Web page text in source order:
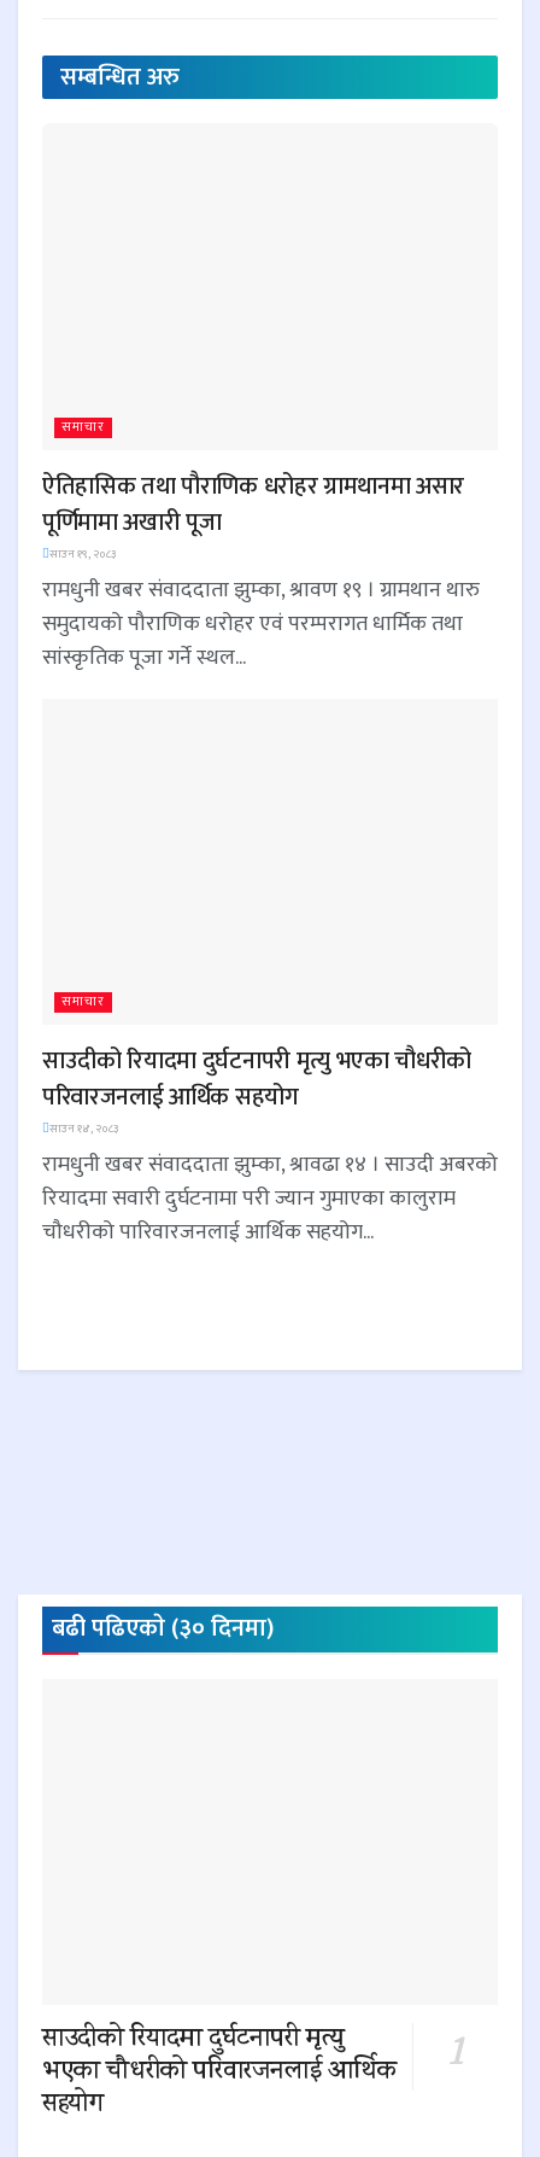
सम्बन्धितअरु
समाचार
ऐतिहासिक तथा पौराणिक धरोहर ग्रामथानमा असार
पूर्णिमामा अखारी पूजा
साउन १९, २०८३
रामधुनी खबर संवाददाता झुम्का, श्रावण १९ । ग्रामथान थारु
समुदायको पौराणिक धरोहर एवं परम्परागत धार्मिक तथा
सांस्कृतिक पूजा गर्ने स्थल...
समाचार
साउदीको रियादमा दुर्घटनापरी मृत्यु भएका चौधरीको
परिवारजनलाई आर्थिक सहयोग
साउन १४, २०८३
रामधुनी खबर संवाददाता झुम्का, श्रावढा १४ । साउदी अबरको
रियादमा सवारी दुर्घटनामा परी ज्यान गुमाएका कालुराम
चौधरीको पारिवारजनलाई आर्थिक सहयोग...
बढी पढिएकाे (३० दिनमा)
साउदीको रियादमा दुर्घटनापरी मृत्यु
भएका चौधरीको परिवारजनलाई आर्थिक
सहयोग